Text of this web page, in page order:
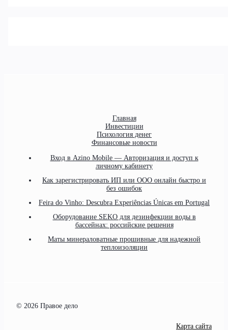
Главная
Инвестиции
Психология денег
Финансовые новости
Вход в Azino Mobile — Авторизация и доступ к
личному кабинету
Как зарегистрировать ИП или ООО онлайн быстро и
без ошибок
Feira do Vinho: Descubra Experiências Únicas em Portugal
Оборудование SEKO для дезинфекции воды в
бассейнах: российские решения
Маты минераловатные прошивные для надежной
теплоизоляции
© 2026 Правое дело
Карта сайта